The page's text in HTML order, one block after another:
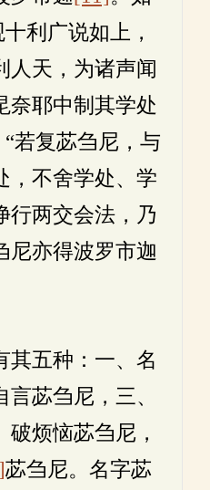
利广说如上，
人天，为诸声闻
奈耶中制其学处
“若复苾刍尼，与
，不舍学处、学
行两交会法，乃
尼亦得波罗市迦
其五种：一、名
苾刍尼，三、
烦恼苾刍尼，
苾刍尼。名字苾